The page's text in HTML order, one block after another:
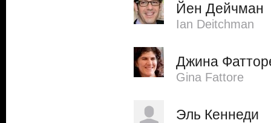
Йен Дейчман
Ian Deitchman
Джина
Gina Fattore
Эль Кеннеди